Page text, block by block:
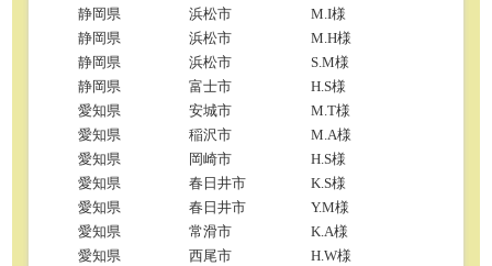
静岡県
浜松市
M.I様
静岡県
浜松市
M.H様
静岡県
浜松市
S.M様
静岡県
富士市
H.S様
愛知県
安城市
M.T様
愛知県
稲沢市
M.A様
愛知県
岡崎市
H.S様
愛知県
春日井市
K.S様
愛知県
春日井市
Y.M様
愛知県
常滑市
K.A様
愛知県
西尾市
H.W様